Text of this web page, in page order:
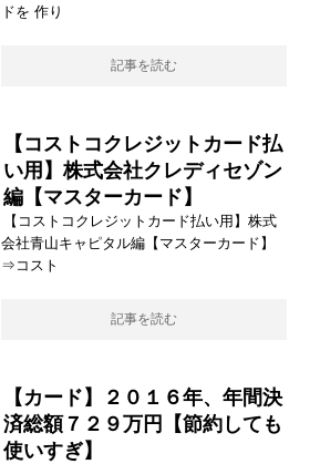
ドを 作り
記事を読む
【コストコクレジットカード払
い用】株式会社クレディセゾン
編【マスターカード】
【コストコクレジットカード払い用】株式
会社青山キャピタル編【マスターカード】
⇒コスト
記事を読む
【カード】２０１６年、年間決
済総額７２９万円【節約しても
使いすぎ】